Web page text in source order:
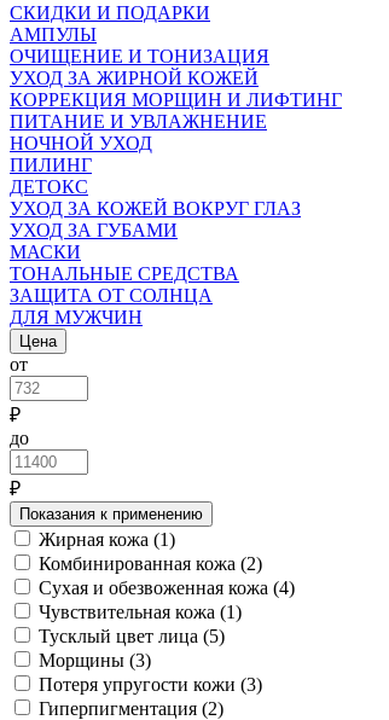
СКИДКИ И ПОДАРКИ
АМПУЛЫ
ОЧИЩЕНИЕ И ТОНИЗАЦИЯ
УХОД ЗА ЖИРНОЙ КОЖЕЙ
КОРРЕКЦИЯ МОРЩИН И ЛИФТИНГ
ПИТАНИЕ И УВЛАЖНЕНИЕ
НОЧНОЙ УХОД
ПИЛИНГ
ДЕТОКС
УХОД ЗА КОЖЕЙ ВОКРУГ ГЛАЗ
УХОД ЗА ГУБАМИ
МАСКИ
ТОНАЛЬНЫЕ СРЕДСТВА
ЗАЩИТА ОТ СОЛНЦА
ДЛЯ МУЖЧИН
Цена
от
₽
до
₽
Показания к применению
Жирная кожа (1)
Комбинированная кожа (2)
Сухая и обезвоженная кожа (4)
Чувствительная кожа (1)
Тусклый цвет лица (5)
Морщины (3)
Потеря упругости кожи (3)
Гиперпигментация (2)